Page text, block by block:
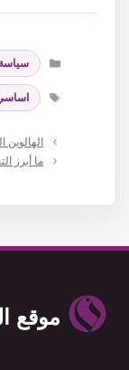
سياسة
الوسوم
ما أبرز
موقع